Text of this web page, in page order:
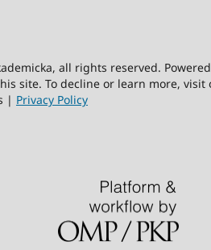
all rights reserved.
site. To decline or learn more,
| Privacy Policy